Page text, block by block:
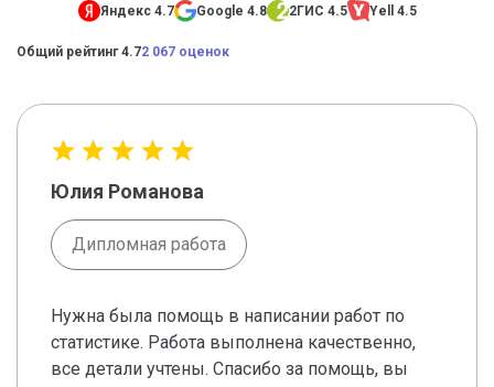
Яндекс 4.7 Google 4.8 2ГИС 4.5 Yell 4.5
Общий рейтинг 4.72 067 оценок
Юлия Романова
Дипломная работа
Нужна была помощь в написании работ по
статистике. Работа выполнена качественно,
все детали учтены. Спасибо за помощь, вы